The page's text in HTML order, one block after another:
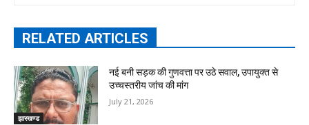
RELATED ARTICLES
झारखण्ड
नई बनी सड़क की गुणवत्ता पर उठे सवाल, उपायुक्त से
उच्चस्तरीय जांच की मांग
July 21, 2026